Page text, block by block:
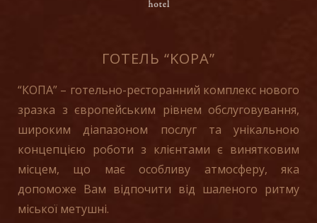
ГОТЕЛЬ “KOPA”
“КОПА” – готельно-ресторанний комплекс нового
зразка з європейським рівнем обслуговування,
широким діапазоном послуг та унікальною
концепцією роботи з клієнтами є винятковим
місцем, що має особливу атмосферу, яка
допоможе Вам відпочити від шаленого ритму
міської метушні.